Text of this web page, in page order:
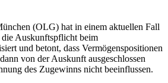
(OLG) hat in einem aktuellen Fall
die Auskunftspflicht beim
und betont, dass Vermögenspositionen
von der Auskunft ausgeschlossen
des Zugewinns nicht beeinflussen.